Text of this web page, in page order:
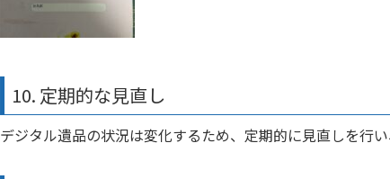
10. 定期的な見直し
デジタル遺品の状況は変化するため、定期的に見直しを行